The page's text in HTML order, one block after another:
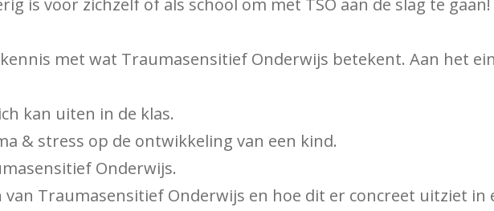
is voor zichzelf of als school om met TSO aan de slag te gaan!
met wat Traumasensitief Onderwijs betekent. Aan het
kan uiten in de klas.
& stress op de ontwikkeling van een kind.
Onderwijs.
Traumasensitief Onderwijs en hoe dit er concreet uitziet in